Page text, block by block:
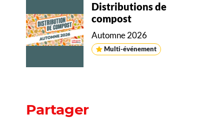
Distributions de
compost
Automne 2026
Multi-événement
Partager